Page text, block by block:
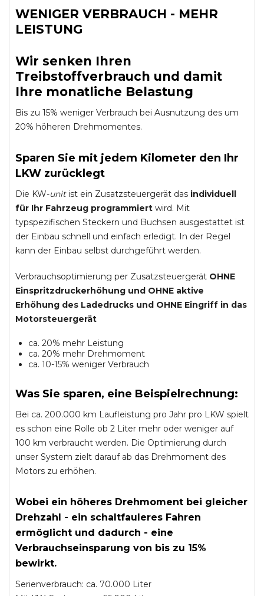
WENIGER VERBRAUCH - MEHR
LEISTUNG
Wir senken Ihren
Treibstoffverbrauch und damit
Ihre monatliche Belastung
Bis zu 15% weniger Verbrauch bei Ausnutzung des um
20% höheren Drehmomentes.
Sparen Sie mit jedem Kilometer den Ihr
LKW zurücklegt
Die KW-unitist ein Zusatzsteuergerät das individuell
für Ihr Fahrzeug programmiert wird. Mit
typspezifischen Steckern und Buchsen ausgestattet ist
der Einbau schnell und einfach erledigt. In der Regel
kann der Einbau selbst durchgeführt werden.
Verbrauchsoptimierung per Zusatzsteuergerät OHNE
Einspritzdruckerhöhung und OHNE aktive
Erhöhung des Ladedrucks und OHNE Eingriff in das
Motorsteuergerät
ca. 20% mehr Leistung
ca. 20% mehr Drehmoment
ca. 10-15% weniger Verbrauch
Was Sie sparen, eine Beispielrechnung:
Bei ca. 200.000 km Laufleistung pro Jahr pro LKW spielt
es schon eine Rolle ob 2 Liter mehr oder weniger auf
100 km verbraucht werden. Die Optimierung durch
unser System zielt darauf ab das Drehmoment des
Motors zu erhöhen.
Wobei ein höheres Drehmoment bei gleicher
Drehzahl - ein schaltfauleres Fahren
ermöglicht und dadurch - eine
Verbrauchseinsparung von bis zu 15%
bewirkt.
Serienverbrauch: ca. 70.000 Liter